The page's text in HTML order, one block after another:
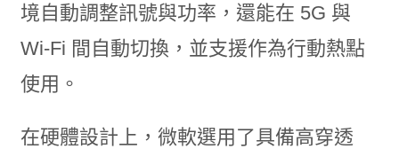
境自動調整訊號與功率，還能在 5G 與
Wi-Fi 間自動切換，並支援作為行動熱點
使用。
在硬體設計上，微軟選用了具備高穿透